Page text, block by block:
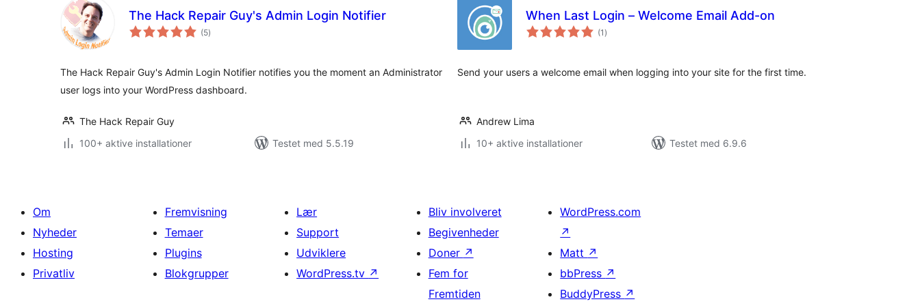
The Hack Repair Guy's Admin Login Notifier
(5totale
bedømmelser
)
The Hack Repair Guy's Admin Login Notifier notifies you the moment an Administrator
user logs into your WordPress dashboard.
The Hack Repair Guy
100+ aktive installationer
Testet med 5.5.19
When Last Login – Welcome Email Add-on
(1 totale
bedømmelser
)
Send your users a welcome email when logging into your site for the first time.
Andrew Lima
10+ aktive installationer
Testet med 6.9.6
Om
Nyheder
Hosting
Privatliv
Fremvisning
Temaer
Plugins
Blokgrupper
Lær
Support
Udviklere
WordPress.tv ↗
Bliv involveret
Begivenheder
Doner ↗
Fem for
Fremtiden
WordPress.com
↗
Matt ↗
bbPress ↗
BuddyPress ↗